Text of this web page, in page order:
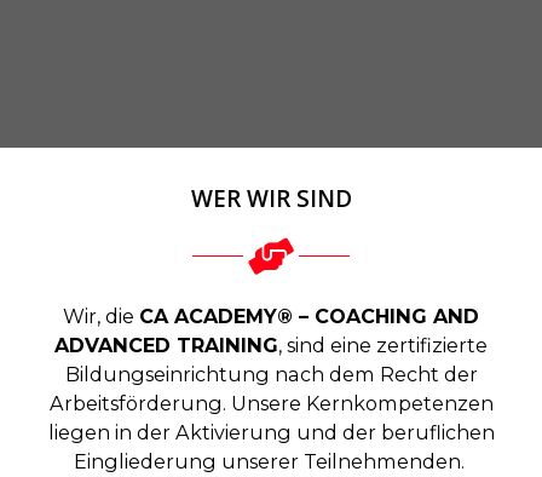
WER WIR SIND
Wir, die CA ACADEMY® – COACHING AND
ADVANCED TRAINING, sind eine zertifizierte
Bildungseinrichtung nach dem Recht der
Arbeitsförderung. Unsere Kernkompetenzen
liegen in der Aktivierung und der beruflichen
Eingliederung unserer Teilnehmenden.